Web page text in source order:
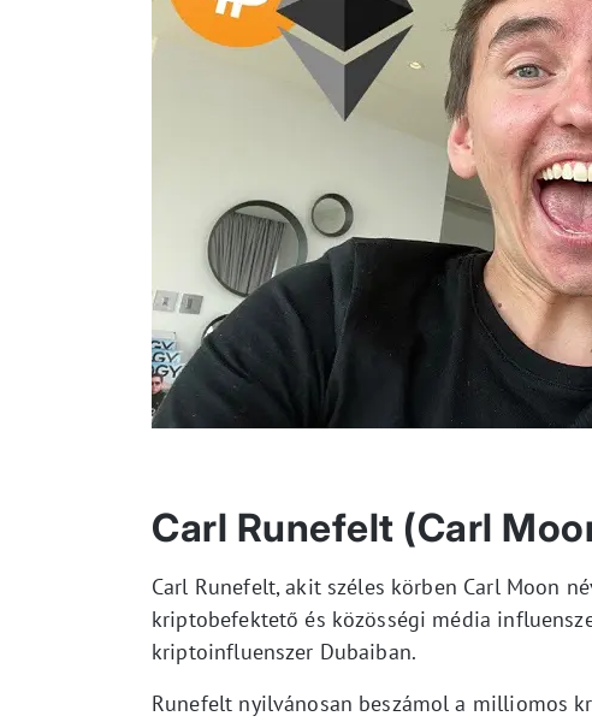
Carl Runefelt (Carl
Carl Runefelt, akit széles körben Carl Moon
kriptobefektető és közösségi média
kriptoinfluenszer Dubaiban.
Runefelt nyilvánosan beszámol a milliomos